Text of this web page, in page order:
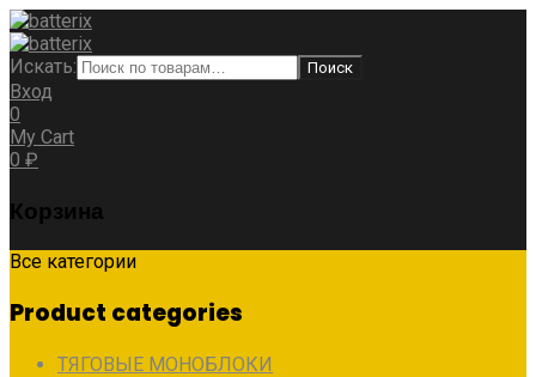
Искать: Поиск
Вход
0
My Cart
0 ₽
Корзина
Все категории
Product categories
ТЯГОВЫЕ МОНОБЛОКИ